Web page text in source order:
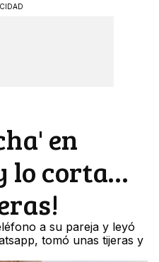
en
lo corta…
a su pareja y leyó
tomó unas tijeras y